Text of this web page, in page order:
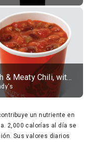
Rich & Meaty Chili, without toppings, large
un nutriente en
2,000 calorías al día se
Sus valores diarios